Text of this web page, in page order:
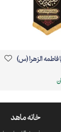
فاطمه الزهرا (س)
خانه ماهد